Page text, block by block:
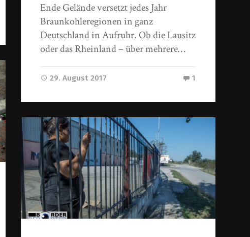
Ende Gelände versetzt jedes Jahr
Braunkohleregionen in ganz
Deutschland in Aufruhr. Ob die Lausitz
oder das Rheinland – über mehrere…
29. August 2017 1